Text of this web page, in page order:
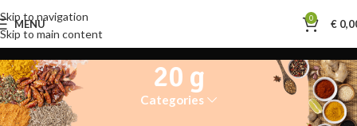
Skip to navigation
Skip to main content
MENU 0 €
20 g
Categories
Home Product Gewicht
Enig resultaat